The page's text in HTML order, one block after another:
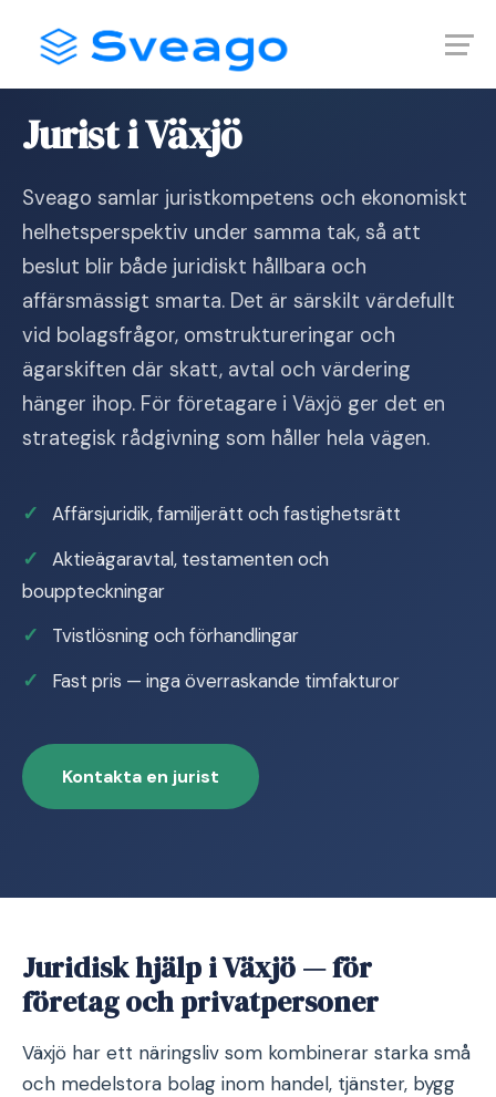
content
Jurist i Växjö
Sveago samlar juristkompetens och ekonomiskt
helhetsperspektiv under samma tak, så att
beslut blir både juridiskt hållbara och
affärsmässigt smarta. Det är särskilt värdefullt
vid bolagsfrågor, omstruktureringar och
ägarskiften där skatt, avtal och värdering
hänger ihop. För företagare i Växjö ger det en
strategisk rådgivning som håller hela vägen.
Affärsjuridik, familjerätt och fastighetsrätt
Aktieägaravtal, testamenten och
bouppteckningar
Tvistlösning och förhandlingar
Fast pris — inga överraskande timfakturor
Kontakta en jurist
Juridisk hjälp i Växjö — för
företag och privatpersoner
Växjö har ett näringsliv som kombinerar starka små
och medelstora bolag inom handel, tjänster, bygg